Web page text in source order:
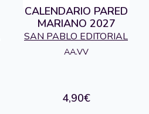
CALENDARIO PARED
MARIANO 2027
SAN PABLO EDITORIAL
AA.VV
4,90€